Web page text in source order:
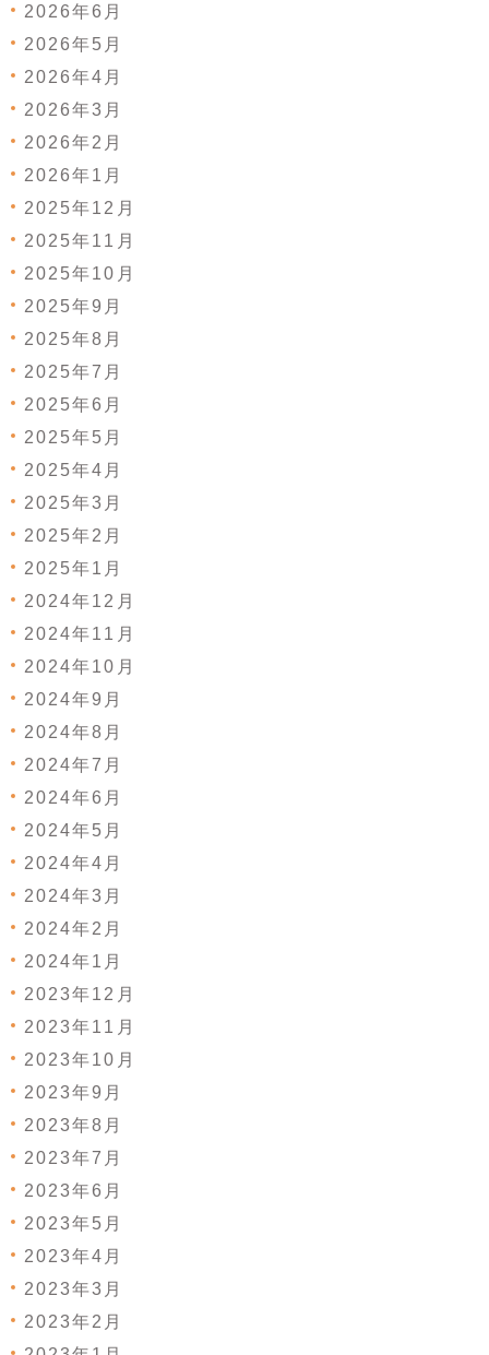
2026年6月
2026年5月
2026年4月
2026年3月
2026年2月
2026年1月
2025年12月
2025年11月
2025年10月
2025年9月
2025年8月
2025年7月
2025年6月
2025年5月
2025年4月
2025年3月
2025年2月
2025年1月
2024年12月
2024年11月
2024年10月
2024年9月
2024年8月
2024年7月
2024年6月
2024年5月
2024年4月
2024年3月
2024年2月
2024年1月
2023年12月
2023年11月
2023年10月
2023年9月
2023年8月
2023年7月
2023年6月
2023年5月
2023年4月
2023年3月
2023年2月